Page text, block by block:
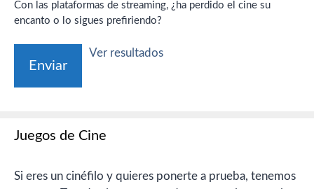
Con las plataformas de streaming, ¿ha perdido el cine su
encanto o lo sigues prefiriendo?
Ver resultados
Juegos de Cine
Si eres un cinéfilo y quieres ponerte a prueba, tenemos